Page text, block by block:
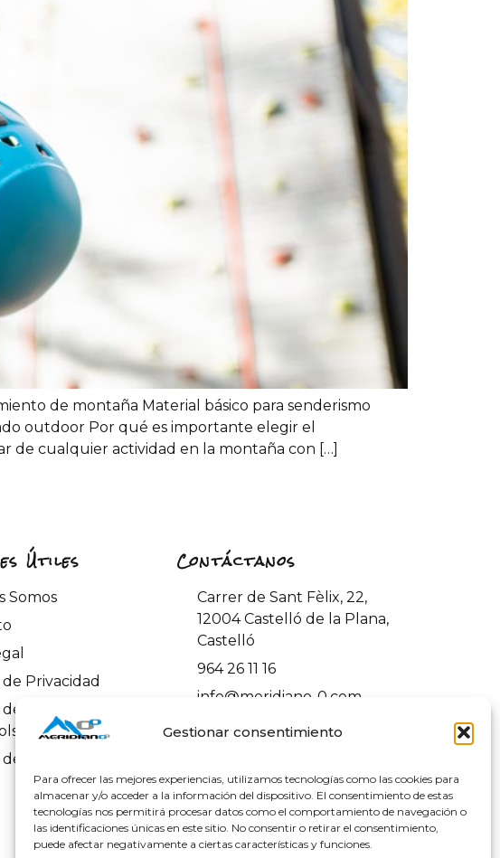
Gestionar consentimiento
Para ofrecer las mejores experiencias, utilizamos tecnologías como las cookies para
almacenar y/o acceder a la información del dispositivo. El consentimiento de estas
tecnologías nos permitirá procesar datos como el comportamiento de navegación o
las identificaciones únicas en este sitio. No consentir o retirar el consentimiento,
puede afectar negativamente a ciertas características y funciones.
de montaña Material básico para senderismo
outdoor Por qué es importante elegir el
de cualquier actividad en la montaña con […]
Útiles
Somos
Privacidad
Devoluciones y
Cookies
Contáctanos
Carrer de Sant Fèlix, 22,
12004 Castelló de la Plana,
Castelló
964 26 11 16
info@meridiano-0.com